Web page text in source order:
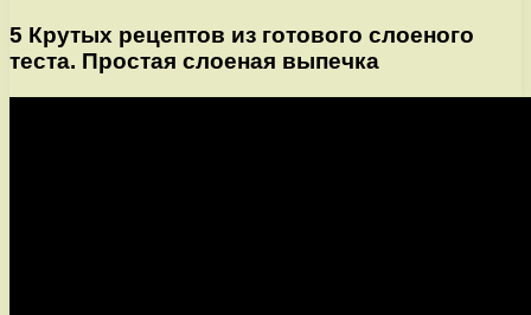
5 Крутых рецептов из готового слоеного
теста. Простая слоеная выпечка